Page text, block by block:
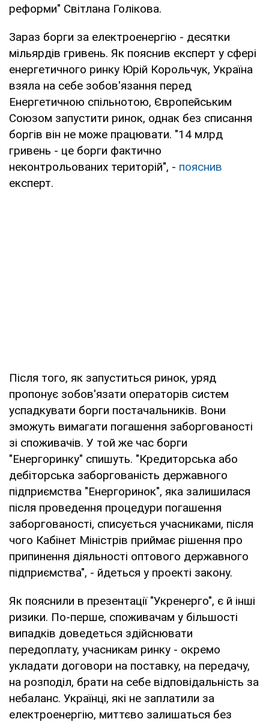
реформи" Світлана Голікова.
Зараз борги за електроенергію - десятки
мільярдів гривень. Як пояснив експерт у сфері
енергетичного ринку Юрій Корольчук, Україна
взяла на себе зобов'язання перед
Енергетичною спільнотою, Європейським
Союзом запустити ринок, однак без списання
боргів він не може працювати. "14 млрд
гривень - це борги фактично
неконтрольованих територій", - пояснив
експерт.
Після того, як запуститься ринок, уряд
пропонує зобов'язати операторів систем
успадкувати борги постачальників. Вони
зможуть вимагати погашення заборгованості
зі споживачів. У той же час борги
"Енергоринку" спишуть. "Кредиторська або
дебіторська заборгованість державного
підприємства "Енергоринок", яка залишилася
після проведення процедури погашення
заборгованості, списується учасниками, після
чого Кабінет Міністрів приймає рішення про
припинення діяльності оптового державного
підприємства", - йдеться у проекті закону.
Як пояснили в презентації "Укренерго", є й інші
ризики. По-перше, споживачам у більшості
випадків доведеться здійснювати
передоплату, учасникам ринку - окремо
укладати договори на поставку, на передачу,
на розподіл, брати на себе відповідальність за
небаланс. Українці, які не заплатили за
електроенергію, миттєво залишаться без